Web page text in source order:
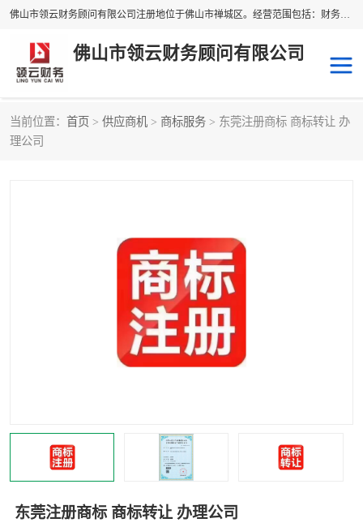
佛山市领云财务顾问有限公司注册地位于佛山市禅城区。经营范围包括：财务咨询，税务服务，企业管理咨询，信息咨询服务，法律咨询顾问，商务代理代办等服务；主要项目有：代理记账，旧账账务处理，疑难账务处理，建账审账；纳税申报，网上申请发票，企业税务分析、审查与评估；注册个体工商户，注册公司，公司注销；企业名称、地址、法人、股东、经营范围、营业期限等资料变更；商标注册、商标转让。财税审计、税务咨询、公司年审。
佛山市领云财务顾问有限公司
当前位置： 首页 > 供应商机 > 商标服务 > 东莞注册商标 商标转让 办
理公司
东莞注册商标 商标转让 办理公司
补贴申办